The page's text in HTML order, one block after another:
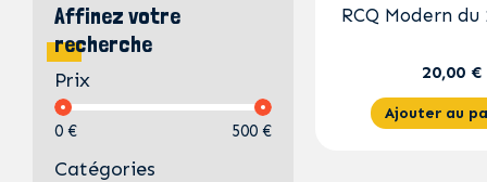
Affinez votre
recherche
Prix
0 € 500 €
Catégories
RCQ Modern du
20,00 €
Ajouter au